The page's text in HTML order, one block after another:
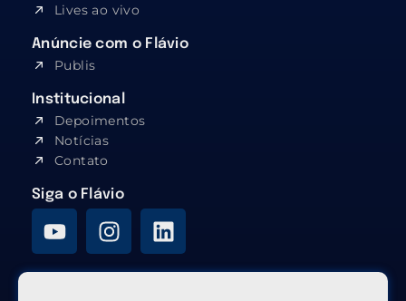
Lives ao vivo
Anúncie com o Flávio
Publis
Institucional
Depoimentos
Notícias
Contato
Siga o Flávio